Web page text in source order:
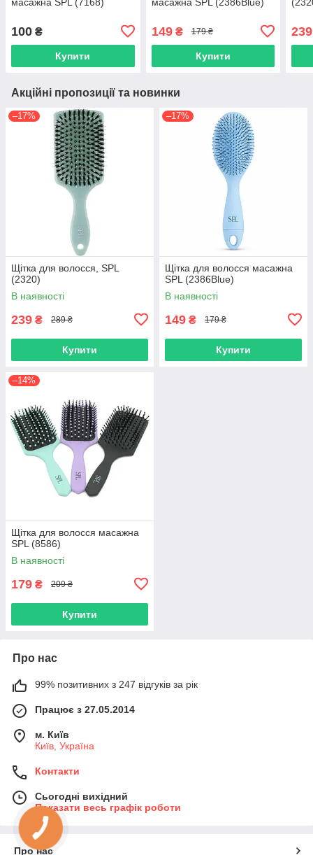
100 ₴
Купити
149₴ 179 ₴
Купити
239
Акційні пропозиції та новинки
–17%
Щітка для волосся, SPL
(2320)
В наявності
239 ₴ 289 ₴
Купити
–17%
Щітка для волосся масажна
SPL (2386Blue)
В наявності
149 ₴ 179 ₴
Купити
–14%
Щітка для волосся масажна
SPL (8586)
В наявності
179 ₴ 209 ₴
Купити
Про нас
99% позитивних з 247 відгуків за рік
Працює з 27.05.2014
м. Київ
Київ, Україна
Контакти
Сьогодні вихідний
Показати весь графік роботи
Про нас
КНОПКА
ЗВ'ЯЗКУ